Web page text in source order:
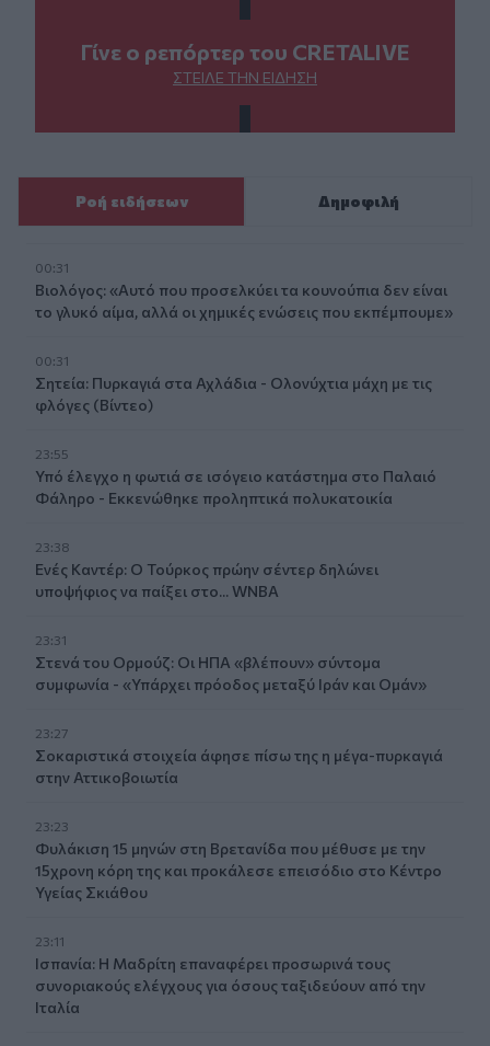
Γίνε ο ρεπόρτερ του CRETALIVE
ΣΤΕΊΛΕ ΤΗΝ ΕΊΔΗΣΗ
Ροή ειδήσεων Δημοφιλή
00:31
Βιολόγος: «Αυτό που προσελκύει τα κουνούπια δεν είναι
το γλυκό αίμα, αλλά οι χημικές ενώσεις που εκπέμπουμε»
00:31
Σητεία: Πυρκαγιά στα Αχλάδια - Ολονύχτια μάχη με τις
φλόγες (Βίντεο)
23:55
Υπό έλεγχο η φωτιά σε ισόγειο κατάστημα στο Παλαιό
Φάληρο - Εκκενώθηκε προληπτικά πολυκατοικία
23:38
Ενές Καντέρ: Ο Τούρκος πρώην σέντερ δηλώνει
υποψήφιος να παίξει στο... WNBA
23:31
Στενά του Ορμούζ: Οι ΗΠΑ «βλέπουν» σύντομα
συμφωνία - «Υπάρχει πρόοδος μεταξύ Ιράν και Ομάν»
23:27
Σοκαριστικά στοιχεία άφησε πίσω της η μέγα-πυρκαγιά
στην Αττικοβοιωτία
23:23
Φυλάκιση 15 μηνών στη Βρετανίδα που μέθυσε με την
15χρονη κόρη της και προκάλεσε επεισόδιο στο Κέντρο
Υγείας Σκιάθου
23:11
Ισπανία: Η Μαδρίτη επαναφέρει προσωρινά τους
συνοριακούς ελέγχους για όσους ταξιδεύουν από την
Ιταλία